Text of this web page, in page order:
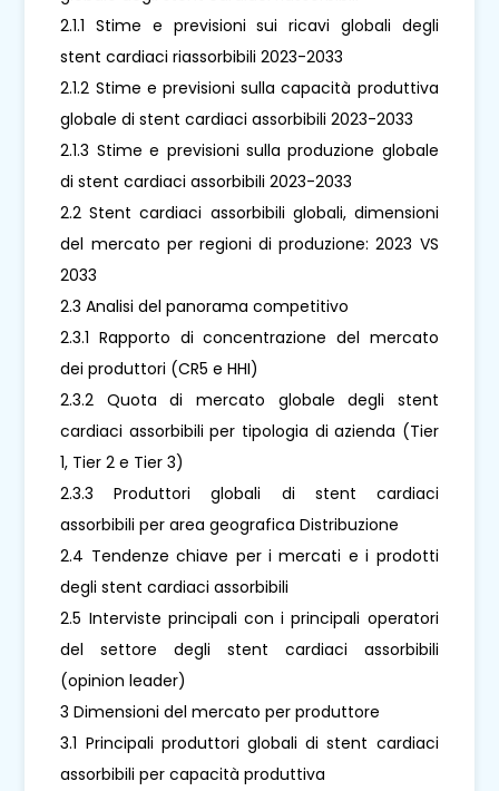
2.1.1 Stime e previsioni sui ricavi globali degli
stent cardiaci riassorbibili 2023-2033
2.1.2 Stime e previsioni sulla capacità produttiva
globale di stent cardiaci assorbibili 2023-2033
2.1.3 Stime e previsioni sulla produzione globale
di stent cardiaci assorbibili 2023-2033
2.2 Stent cardiaci assorbibili globali, dimensioni
del mercato per regioni di produzione: 2023 VS
2033
2.3 Analisi del panorama competitivo
2.3.1 Rapporto di concentrazione del mercato
dei produttori (CR5 e HHI)
2.3.2 Quota di mercato globale degli stent
cardiaci assorbibili per tipologia di azienda (Tier
1, Tier 2 e Tier 3)
2.3.3 Produttori globali di stent cardiaci
assorbibili per area geografica Distribuzione
2.4 Tendenze chiave per i mercati e i prodotti
degli stent cardiaci assorbibili
2.5 Interviste principali con i principali operatori
del settore degli stent cardiaci assorbibili
(opinion leader)
3 Dimensioni del mercato per produttore
3.1 Principali produttori globali di stent cardiaci
assorbibili per capacità produttiva